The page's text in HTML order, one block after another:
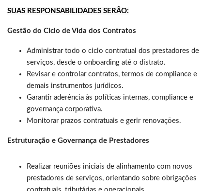
SUAS RESPONSABILIDADES SERÃO:
Gestão do Ciclo de Vida dos Contratos
Administrar todo o ciclo contratual dos prestadores de
serviços, desde o onboarding até o distrato.
Revisar e controlar contratos, termos de compliance e
demais instrumentos jurídicos.
Garantir aderência às políticas internas, compliance e
governança corporativa.
Monitorar prazos contratuais e gerir renovações.
Estruturação e Governança de Prestadores
Realizar reuniões iniciais de alinhamento com novos
prestadores de serviços, orientando sobre obrigações